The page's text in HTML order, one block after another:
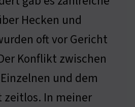
Hecken und
oft vor Gericht
Konflikt zwischen
und dem
zeitlos. In meiner